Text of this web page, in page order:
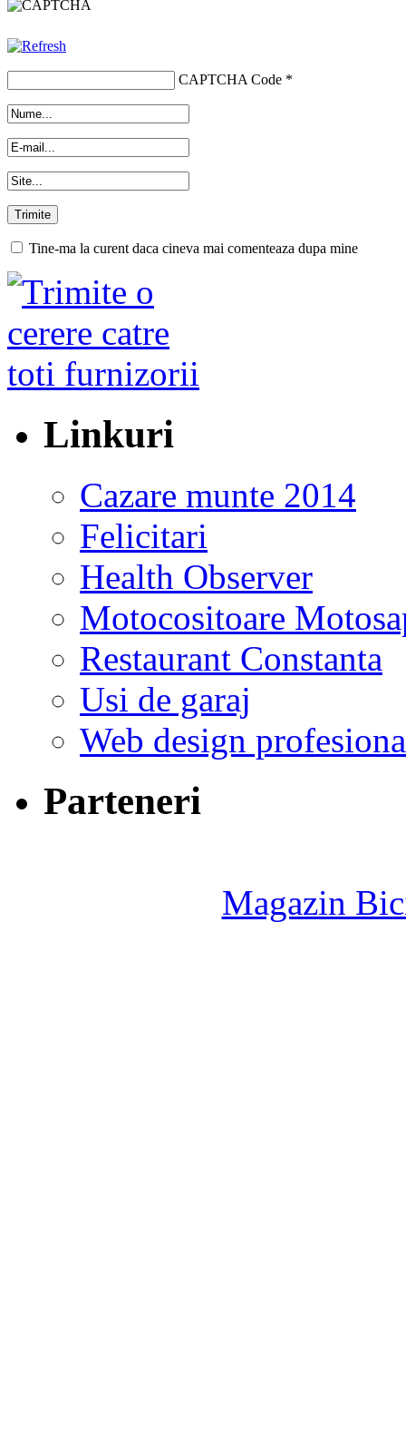
CAPTCHA Code *
Tine-ma la curent daca cineva mai comenteaza dupa mine
Linkuri
Cazare munte 2014
Felicitari
Health Observer
Motocositoare
Restaurant Constanta
Usi de garaj
Web design
Parteneri
Magazin